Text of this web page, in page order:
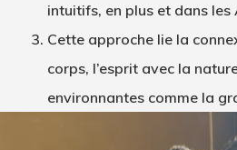
intuitifs, en plus et dans les
Cette approche lie la
corps, l’esprit avec la
environnantes comme la